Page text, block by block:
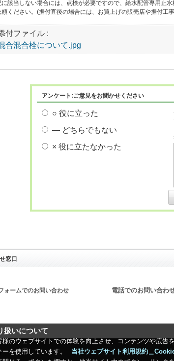
に該当しない場合には、点検が必要ですので、給水配管専用止
頼ください。(据付直後の場合には、お買上げの販売店や据付工
付ファイル :
合混合栓について.jpg
アンケート:ご意見をお聞かせください
○ 役に立った
― どちらでもない
× 役に立たなかった
窓口
ォームでのお問い合わせ 電話でのお問い合わ
扱いについて
様のウェブサイトでの体験を向上させ、コンテンツや広告
を使用しています。
当社ウェブサイト利用規約＿